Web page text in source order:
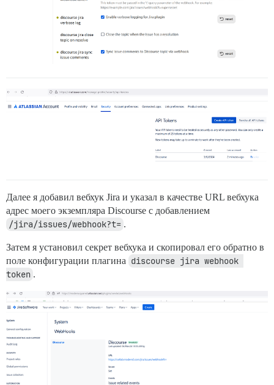
Далее я добавил вебхук Jira и указал в качестве URL вебхука
адрес моего экземпляра Discourse с добавлением
/jira/issues/webhook?t= .
Затем я установил секрет вебхука и скопировал его обратно в
поле конфигурации плагина discourse jira webhook
token .